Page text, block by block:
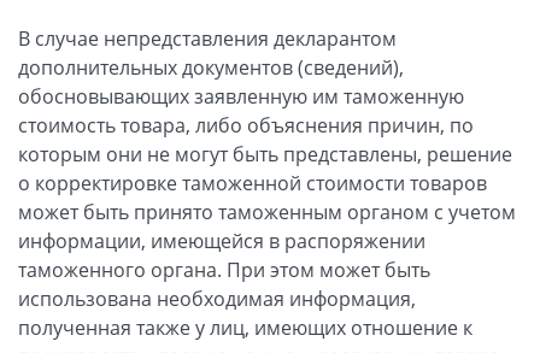
В случае непредставления декларантом
дополнительных документов (сведений),
обосновывающих заявленную им таможенную
стоимость товара, либо объяснения причин, по
которым они не могут быть представлены, решение
о корректировке таможенной стоимости товаров
может быть принято таможенным органом с учетом
информации, имеющейся в распоряжении
таможенного органа. При этом может быть
использована необходимая информация,
полученная также у лиц, имеющих отношение к